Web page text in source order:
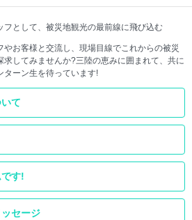
フとして、被災地観光の最前線に飛び込む
お客様と交流し、現場目線でこれからの被災
してみませんか?三陸の恵みに囲まれて、共に
ターン生を待っています!
て
す!
セージ